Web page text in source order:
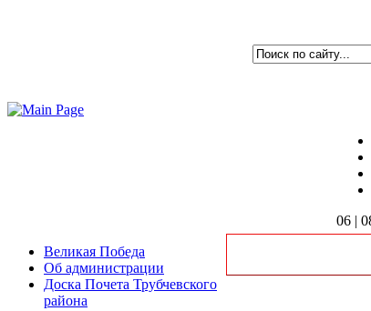
06 |
Великая Победа
Об администрации
Доска Почета Трубчевского
района